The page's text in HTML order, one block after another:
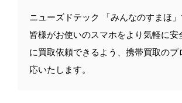
ニューズドテック 「みんなのすまほ」
皆様がお使いのスマホをより気軽に安
に買取依頼できるよう、携帯買取のプ
応いたします。